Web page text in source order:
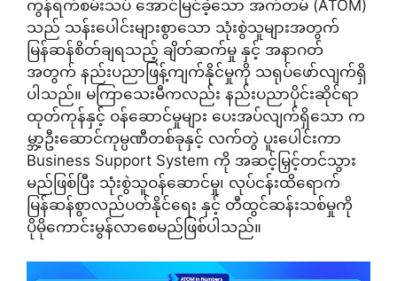
ကွန်ရက်စမ်းသပ် အောင်မြင်ခဲ့သော အက်တမ် (ATOM)
သည် သန်းပေါင်းများစွာသော သုံးစွဲသူများအတွက်
မြန်ဆန်စိတ်ချရသည့် ချိတ်ဆက်မှု နှင့် အနာဂတ်
အတွက် နည်းပညာဖြန့်ကျက်နိုင်မှုကို သရုပ်ဖော်လျက်ရှိ
ပါသည်။ မကြာသေးမီကလည်း နည်းပညာပိုင်းဆိုင်ရာ
ထုတ်ကုန်နှင့် ဝန်ဆောင်မှုများ ပေးအပ်လျက်ရှိသော က
မ္ဘာ့ဦးဆောင်ကုမ္ပဏီတစ်ခုနှင့် လက်တွဲ ပူးပေါင်းကာ
Business Support System ကို အဆင့်မြှင့်တင်သွား
မည်ဖြစ်ပြီး သုံးစွဲသူဝန်ဆောင်မှု၊ လုပ်ငန်းထိရောက်
မြန်ဆန်စွာလည်ပတ်နိုင်ရေး နှင့် တီထွင်ဆန်းသစ်မှုကို
ပိုမိုကောင်းမွန်လာစေမည်ဖြစ်ပါသည်။